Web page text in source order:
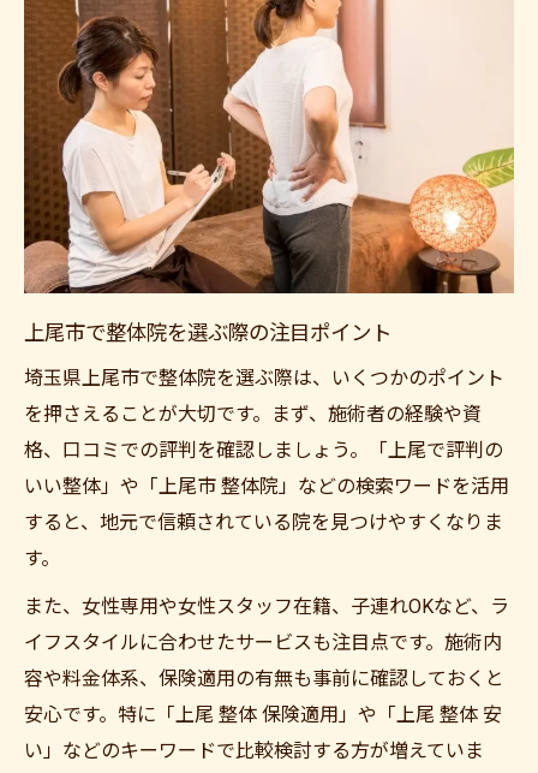
上尾市で整体院を選ぶ際の注目ポイント
埼玉県上尾市で整体院を選ぶ際は、いくつかのポイント
を押さえることが大切です。まず、施術者の経験や資
格、口コミでの評判を確認しましょう。「上尾で評判の
いい整体」や「上尾市 整体院」などの検索ワードを活用
すると、地元で信頼されている院を見つけやすくなりま
す。
また、女性専用や女性スタッフ在籍、子連れOKなど、ラ
イフスタイルに合わせたサービスも注目点です。施術内
容や料金体系、保険適用の有無も事前に確認しておくと
安心です。特に「上尾 整体 保険適用」や「上尾 整体 安
い」などのキーワードで比較検討する方が増えていま